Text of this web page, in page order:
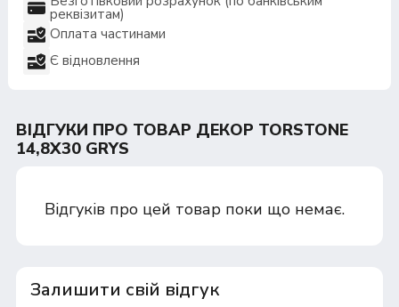
реквізитам)
Оплата частинами
Є відновлення
ВІДГУКИ ПРО ТОВАР ДЕКОР TORSTONE
14,8X30 GRYS
Відгуків про цей товар поки що немає.
Залишити свій відгук